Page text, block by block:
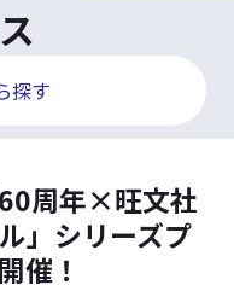
探す
周年×旺文社
」シリーズプ
催！